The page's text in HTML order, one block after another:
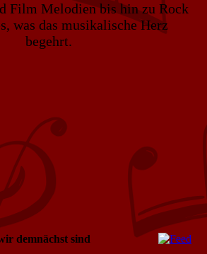
Film Melodien bis hin zu Rock
was das musikalische Herz
begehrt.
demnächst sind